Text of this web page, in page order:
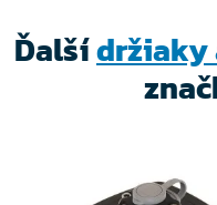
Všetky tieto Fasten
špeciálne tvarovaný
len zasunúť poistku a
Ďalšídržiaky